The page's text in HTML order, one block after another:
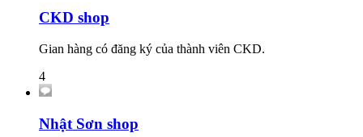
CKD shop
Gian hàng có đăng ký của thành viên CKD.
4
Nhật Sơn shop